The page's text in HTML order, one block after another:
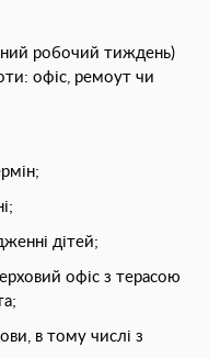
робочий тиждень)
офіс, ремоут чи
дітей;
офіс з терасою
в тому числі з